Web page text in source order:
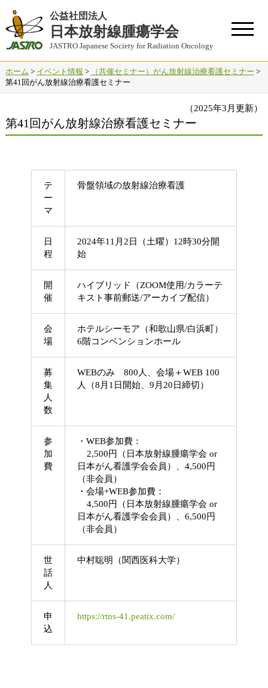
公益社団法人
日本放射線腫瘍学会
JASTRO Japanese Society for Radiation Oncology
ホーム > イベント情報 > （共催セミナー）がん放射線治療看護セミナー >
第41回がん放射線治療看護セミナー
（2025年3月更新）
第41回がん放射線治療看護セミナー
テ
ー
マ
骨盤領域の放射線治療看護
日
程
2024年11月2日（土曜）12時30分開
始
開
催
ハイブリッド（ZOOM使用/カラーテ
キスト事前郵送/アーカイブ配信）
会
場
ホテルシーモア（和歌山県/白浜町）
6階コンベンションホール
募
集
人
数
WEBのみ 800人、会場＋WEB 100
人（8月1日開始、9月20日締切）
参
加
費
・WEB参加費：
2,500円（日本放射線腫瘍学会 or
日本がん看護学会会員）、4,500円
（非会員）
・会場+WEB参加費：
4,500円（日本放射線腫瘍学会 or
日本がん看護学会会員）、6,500円
（非会員）
世
話
人
中村聡明（関西医科大学）
申
込
https://rtns-41.peatix.com/